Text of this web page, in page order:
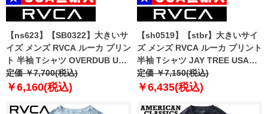
【ns623】【SB0322】大きいサ
イズ メンズ RVCA ルーカ プリン
ト 半袖 Tシャツ OVERDUB USA
直輸入 avyzt00775
定価 ￥7,700(税込)
￥6,160(税込)
【sh0519】【stbr】大きいサイ
ズ メンズ RVCA ルーカ プリント
半袖 Tシャツ JAY TREE USA直
輸入 avyzt00781
定価 ￥7,150(税込)
￥6,435(税込)